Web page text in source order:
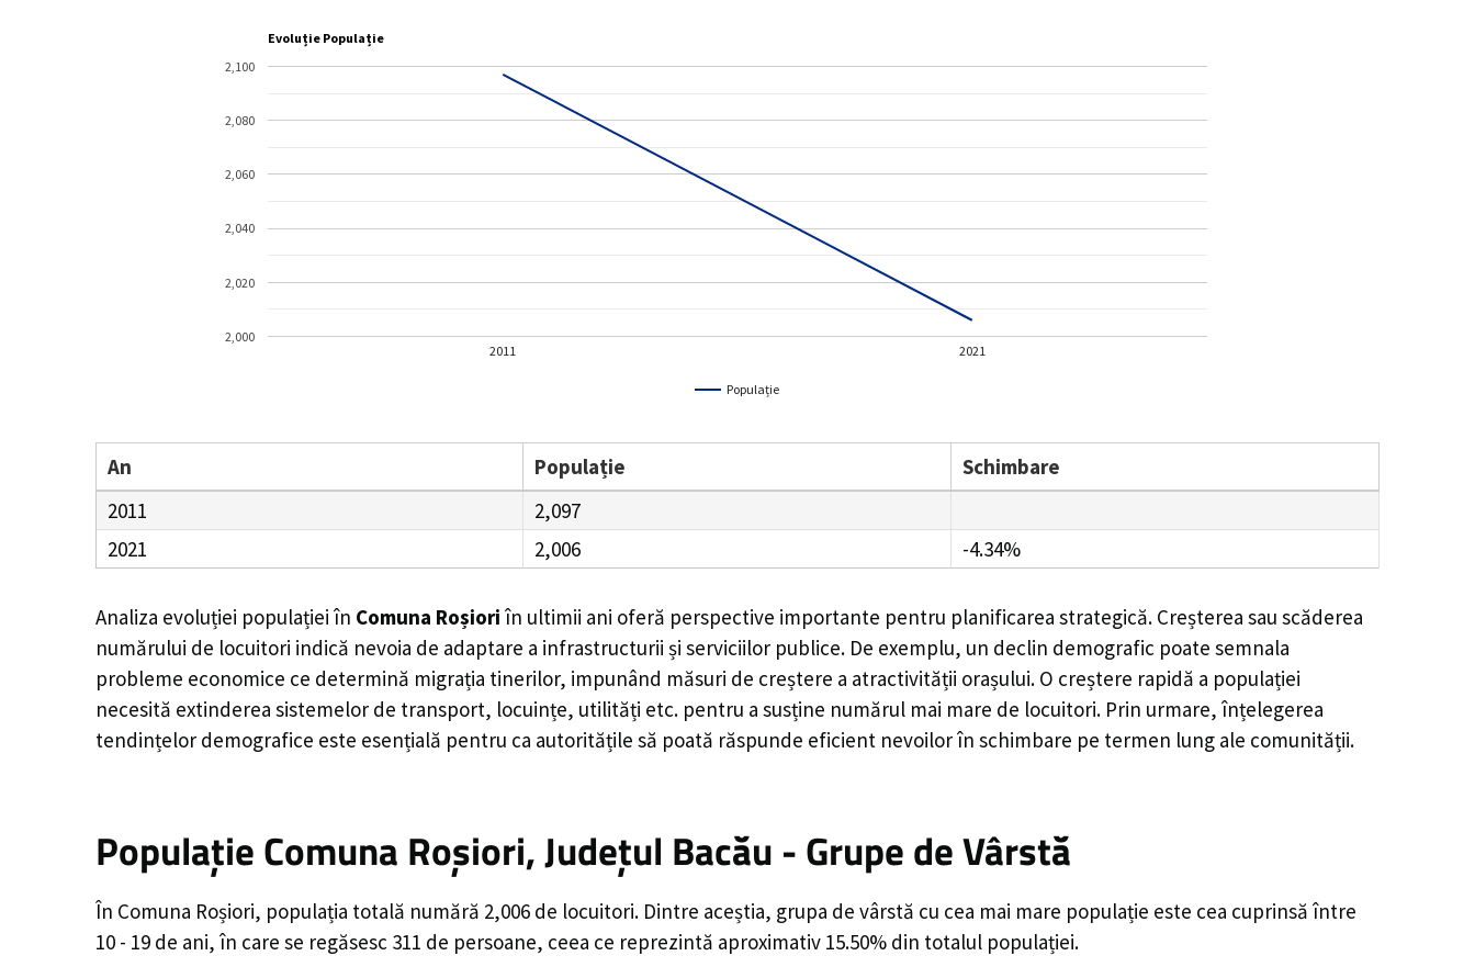
Evoluție Populație
Populație
2011 2021
2,000
2,020
2,040
2,060
2,080
2,100
An Populație
Schimbare
2011
2,097
2021
2,006 -4.34%
Analiza evoluției populației în Comuna Roșiori în ultimii ani oferă perspective importante pentru planificarea strategică. Creșterea sau scăderea
numărului de locuitori indică nevoia de adaptare a infrastructurii și serviciilor publice. De exemplu, un declin demografic poate semnala
probleme economice ce determină migrația tinerilor, impunând măsuri de creștere a atractivității orașului. O creștere rapidă a populației
necesită extinderea sistemelor de transport, locuințe, utilități etc. pentru a susține numărul mai mare de locuitori. Prin urmare, înțelegerea
tendințelor demografice este esențială pentru ca autoritățile să poată răspunde eficient nevoilor în schimbare pe termen lung ale comunității.
Populație Comuna Roșiori, Județul Bacău - Grupe de Vârstă
În Comuna Roșiori, populația totală numără 2,006 de locuitori. Dintre aceștia, grupa de vârstă cu cea mai mare populație este cea cuprinsă între
10 - 19 de ani, în care se regăsesc 311 de persoane, ceea ce reprezintă aproximativ 15.50% din totalul populației.